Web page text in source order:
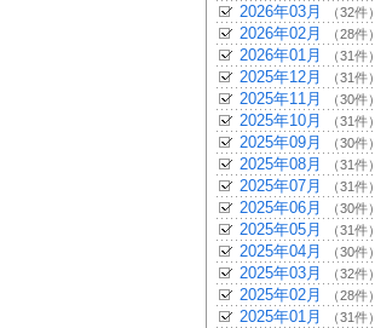
2026年03月 （32件）
2026年02月 （28件）
2026年01月 （31件）
2025年12月 （31件）
2025年11月 （30件）
2025年10月 （31件）
2025年09月 （30件）
2025年08月 （31件）
2025年07月 （31件）
2025年06月 （30件）
2025年05月 （31件）
2025年04月 （30件）
2025年03月 （32件）
2025年02月 （28件）
2025年01月 （31件）